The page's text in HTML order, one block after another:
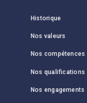
Historique
Nos valeurs
Nos compétences
Nos qualifications
Nos engagements